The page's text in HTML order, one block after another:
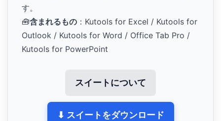
す。
🧰含まれるもの ：Kutools for Excel / Kutools for
Outlook / Kutools for Word / Office Tab Pro /
Kutools for PowerPoint
スイートについて
⬇ スイートをダウンロード